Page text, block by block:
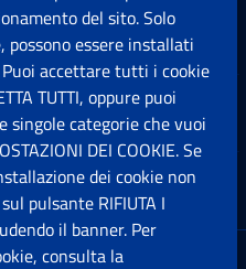
del sito. Solo
possono essere installati
accettare tutti i cookie
TUTTI, oppure puoi
categorie che vuoi
DEI COOKIE. Se
dei cookie non
pulsante RIFIUTA I
il banner. Per
consulta la